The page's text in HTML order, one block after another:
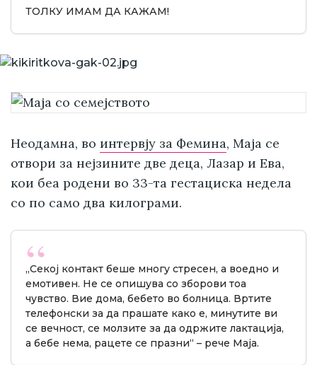
ТОЛКУ ИМАМ ДА КАЖАМ!
Неодамна, во интервју за Фемина, Маја се
отвори за нејзините две деца, Лазар и Ева,
кои беа родени во 33-та гестациска недела
со по само два килограми.
„Секој контакт беше многу стресен, а воедно и
емотивен. Не се опишува со зборови тоа
чувство. Вие дома, бебето во болница. Вртите
телефонски за да прашате како е, минутите ви
се вечност, се молзите за да одржите лактација,
а бебе нема, рацете се празни“ – рече Маја.